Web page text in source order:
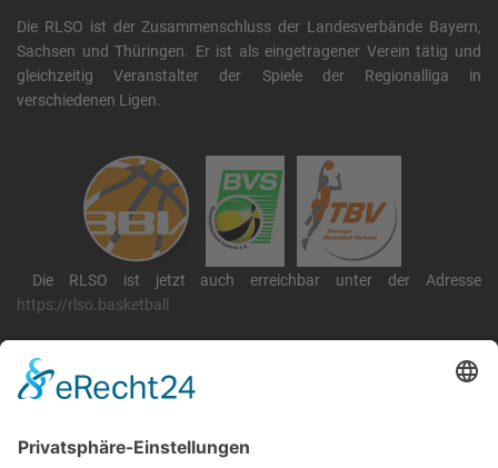
Die RLSO ist der Zusammenschluss der Landesverbände Bayern,
Sachsen und Thüringen. Er ist als eingetragener Verein tätig und
gleichzeitig Veranstalter der Spiele der Regionalliga in
verschiedenen Ligen.
Die RLSO ist jetzt auch erreichbar unter der Adresse
https://rlso.basketball